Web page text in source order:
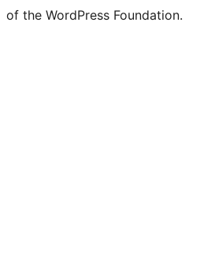
of the WordPress Foundation.